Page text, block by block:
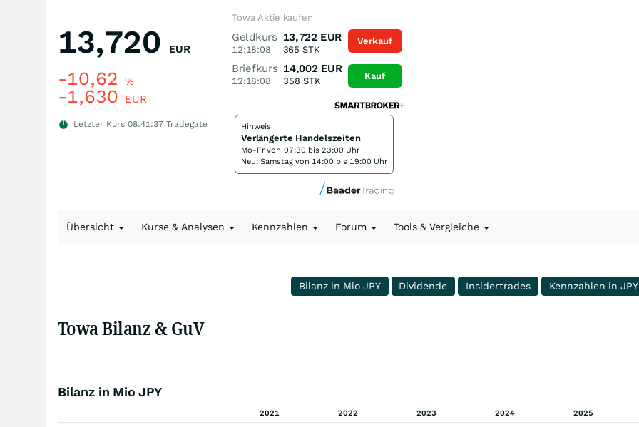
13,720 EUR
-10,62 %
-1,630 EUR
Letzter Kurs 08:41:37 Tradegate
Towa Aktie kaufen
Geldkurs
12:18:08
13,722 EUR
365 STK
Briefkurs
12:18:08
14,002 EUR
358 STK
Verkauf
Kauf
Hinweis
Verlängerte Handelszeiten
Mo-Fr von 07:30 bis 23:00 Uhr
Neu: Samstag von 14:00 bis 19:00 Uhr
Übersicht Kurse & Analysen Kennzahlen Forum Tools & Vergleiche
Bilanz in Mio JPY Dividende Insidertrades Kennzahlen in JPY
Towa Bilanz & GuV
Bilanz in Mio JPY
2021 2022 2023 2024 2025